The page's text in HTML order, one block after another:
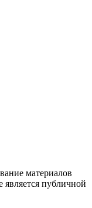
материалов
является публичной